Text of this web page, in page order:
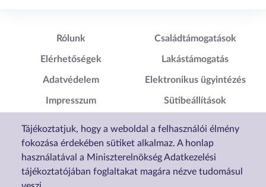
Tájékoztatjuk, hogy a weboldal a felhasználói élmény
fokozása érdekében sütiket alkalmaz. A honlap
használatával a Miniszterelnökség Adatkezelési
tájékoztatójában foglaltakat magára nézve tudomásul
Lábléc1
Rólunk
Elérhetőségek
Adatvédelem
Impresszum
Nyilatkozat
Lábléc2
Családtámogatások
Lakástámogatás
Elektronikus ügyintézés
Sütibeállítások